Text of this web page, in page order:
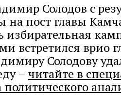
Солодов с
пост главы
избирательная
встретился врио
Солодову
– читайте в